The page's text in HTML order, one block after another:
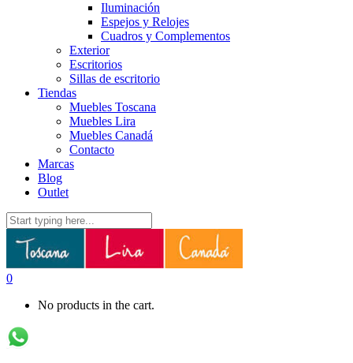
Iluminación
Espejos y Relojes
Cuadros y Complementos
Exterior
Escritorios
Sillas de escritorio
Tiendas
Muebles Toscana
Muebles Lira
Muebles Canadá
Contacto
Marcas
Blog
Outlet
0
No products in the cart.